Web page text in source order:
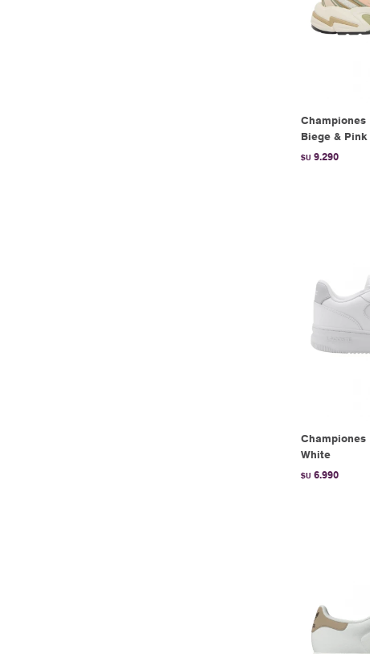
Championes
Biege & Pink
$U 9.290
Championes
White
$U 6.990